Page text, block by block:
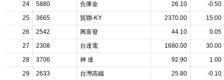
24
5880 合庫金 26.10
-0.50
25
3665 貿聯-KY 2370.00
15.00
26
2542 興富發 44.10
0.05
27
2308 台達電 1680.00
30.00
28
3706 神 達 92.90
1.00
29
2633 台灣高鐵 25.80
-0.10